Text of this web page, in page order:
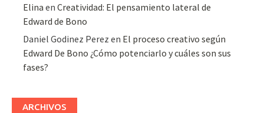
Elina enCreatividad: El pensamiento lateral de
Edward de Bono
Daniel Godinez Perez en El proceso creativo según
Edward De Bono ¿Cómo potenciarlo y cuáles son sus
fases?
ARCHIVOS